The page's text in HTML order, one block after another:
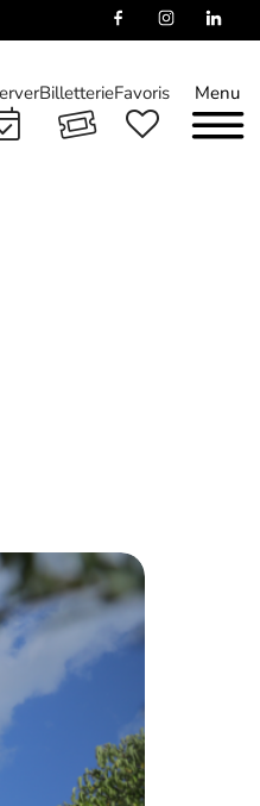
Menu
BilletterieFavoris